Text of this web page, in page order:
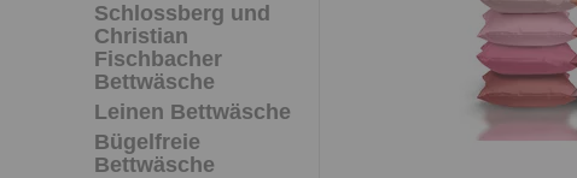
Schlossberg und
Christian
Fischbacher
Bettwäsche
Leinen Bettwäsche
Bügelfreie
Bettwäsche